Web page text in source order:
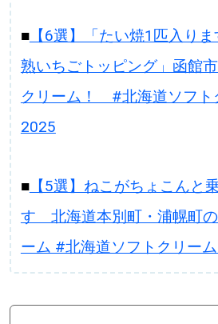
■【6選】「たい焼1匹入り
熟いちごトッピング」函館
クリーム！ #北海道ソフト
2025
■【5選】ねこがちょこんと
す 北海道本別町・浦幌町の
ーム #北海道ソフトクリー